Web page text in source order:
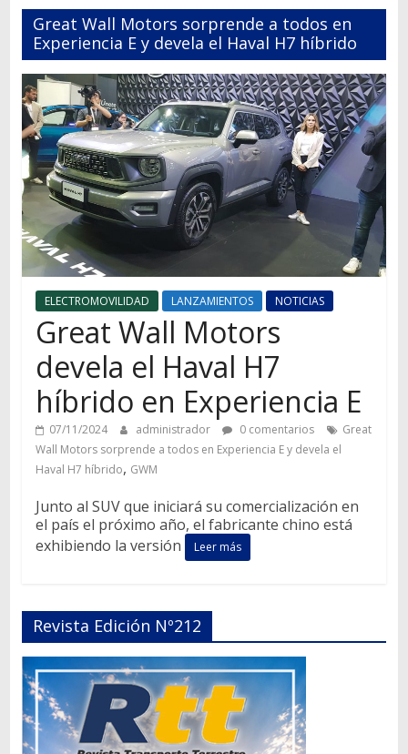
Autos,
camiones,
motos,
información
del
mundo
del
transporte
Great Wall Motors sorprende a todos en
Experiencia E y devela el Haval H7 híbrido
ELECTROMOVILIDAD LANZAMIENTOS NOTICIAS
Great Wall Motors
devela el Haval H7
híbrido en Experiencia E
07/11/2024 administrador 0 comentarios
Great
Wall Motors sorprende a todos en Experiencia E y devela el
Haval H7 híbrido, GWM
Junto al SUV que iniciará su comercialización en
el país el próximo año, el fabricante chino está
exhibiendo la versión
Leer más
Revista Edición Nº212